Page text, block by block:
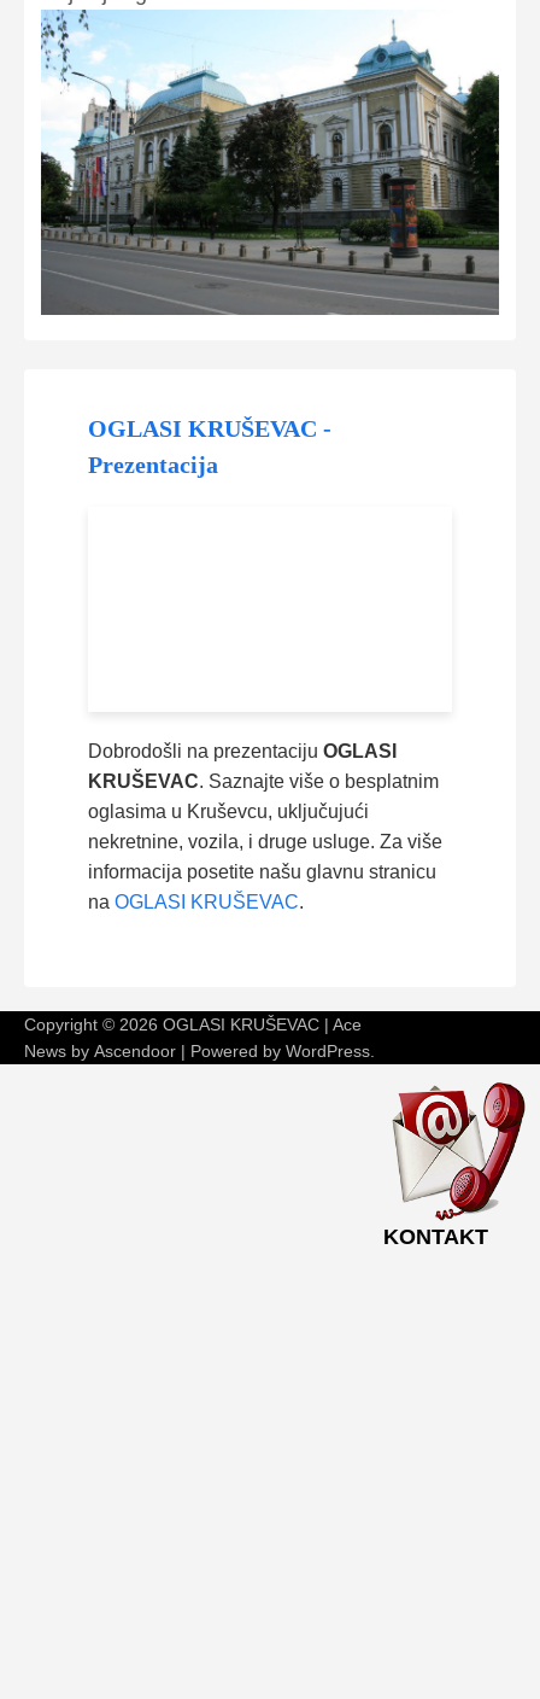
OGLASI KRUŠEVAC -
Prezentacija
Dobrodošli na prezentaciju OGLASI
KRUŠEVAC. Saznajte više o besplatnim
oglasima u Kruševcu, uključujući
nekretnine, vozila, i druge usluge. Za više
informacija posetite našu glavnu stranicu
na OGLASI KRUŠEVAC.
Copyright © 2026 OGLASI KRUŠEVAC | Ace
News by Ascendoor | Powered by WordPress.
KONTAKT